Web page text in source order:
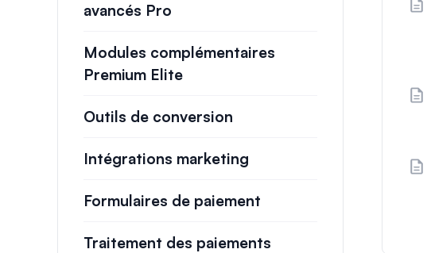
avancés Pro
Modules complémentaires
Premium Elite
Outils de conversion
Intégrations marketing
Formulaires de paiement
Traitement des paiements